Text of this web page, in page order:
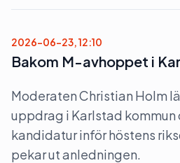
2026-06-23, 12:10
Bakom M-avhoppet i
Moderaten Christian Holm
uppdrag i Karlstad kommun
kandidatur inför höstens
pekar ut anledningen.